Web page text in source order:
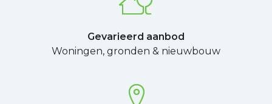
Gevarieerd aanbod
Woningen, gronden & nieuwbouw